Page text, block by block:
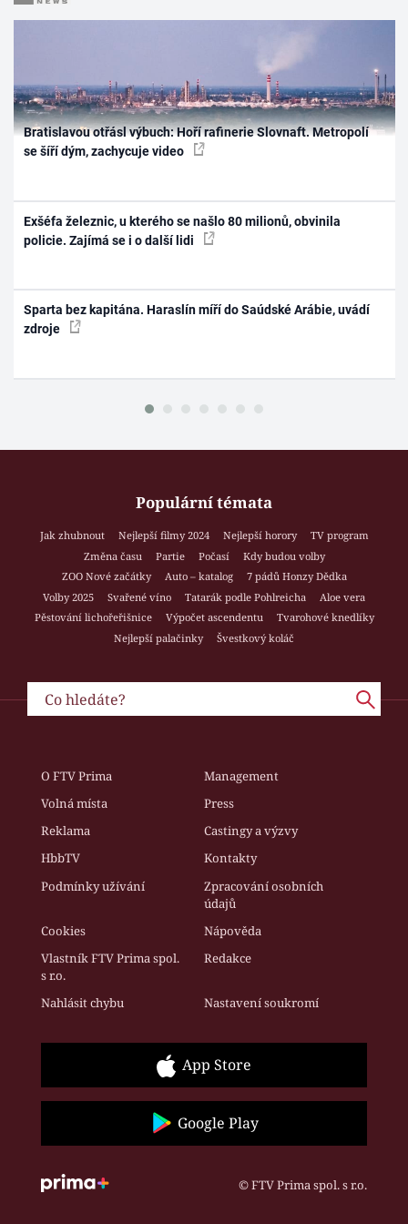
Bratislavou otřásl výbuch: Hoří rafinerie Slovnaft. Metropolí
se šíří dým, zachycuje video
Exšéfa železnic, u kterého se našlo 80 milionů, obvinila
policie. Zajímá se i o další lidi
Sparta bez kapitána. Haraslín míří do Saúdské Arábie, uvádí
zdroje
Populární témata
Jak zhubnout Nejlepší filmy 2024 Nejlepší horory
TV program
Změna času
Partie Počasí
Kdy budou volby
ZOO Nové začátky
Auto – katalog
7 pádů Honzy Dědka
Volby 2025
Svařené víno Tatarák podle Pohlreicha
Aloe vera
Pěstování lichořeřišnice
Výpočet ascendentu
Tvarohové knedlíky
Nejlepší palačinky
Švestkový koláč
O FTV Prima
Management
Volná místa
Press
Reklama
Castingy a výzvy
HbbTV
Kontakty
Podmínky užívání
Zpracování osobních
údajů
Cookies
Nápověda
Vlastník FTV Prima spol.
s r.o.
Redakce
Nahlásit chybu Nastavení soukromí
App Store
Google Play
© FTV Prima spol. s r.o.